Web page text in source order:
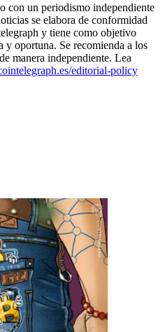
con un periodismo independiente
se elabora de conformidad
y tiene como objetivo
oportuna. Se recomienda a los
manera independiente. Lea
editorial-policy